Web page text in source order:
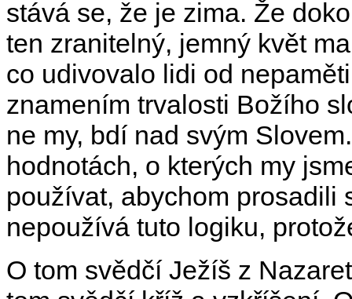
stává se, že je zima. Že
ten zranitelný, jemný květ
co udivovalo lidi od
znamením trvalosti Božího
ne my, bdí nad svým
hodnotách, o kterých my
používat, abychom prosadili
nepoužívá tuto logiku,
O tom svědčí Ježíš z